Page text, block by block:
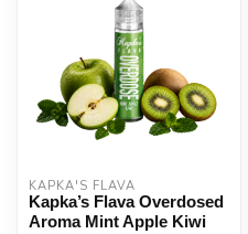
KAPKA'S FLAVA
Kapka’s Flava Overdosed
Aroma Mint Apple Kiwi